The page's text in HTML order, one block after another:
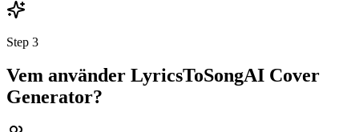
Step 3
Vem använder LyricsToSongAI Cover
Generator?